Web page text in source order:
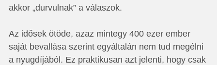
akkor „durvulnak” a válaszok.
Az idősek ötöde, azaz mintegy 400 ezer ember
saját bevallása szerint egyáltalán nem tud megélni
a nyugdíjából. Ez praktikusan azt jelenti, hogy csak